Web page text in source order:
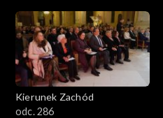
Kierunek Zachód
odc. 286